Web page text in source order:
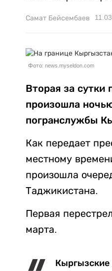
Самат Бейсембаев
Фото: news.myseldon.com
Вторая за
произошла
погранслужбы
Как передает
местному
произошла
Таджикистана.
Первая
марта.